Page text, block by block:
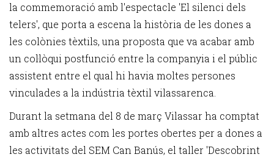
la commemoració amb l'espectacle 'El silenci dels
telers', que porta a escena la història de les dones a
les colònies tèxtils, una proposta que va acabar amb
un col·lòqui postfunció entre la companyia i el públic
assistent entre el qual hi havia moltes persones
vinculades a la indústria tèxtil vilassarenca.
Durant la setmana del 8 de març Vilassar ha comptat
amb altres actes com les portes obertes per a dones a
les activitats del SEM Can Banús, el taller 'Descobrint